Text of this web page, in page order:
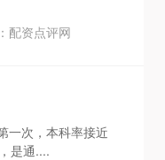
配资点评网
一次，本科率接近
是通....